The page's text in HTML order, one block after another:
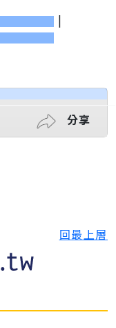
|
分享
回最上層